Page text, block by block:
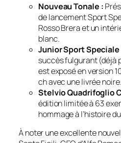
Nouveau Tonale :
de lancementSport
Rosso Brera et un
blanc.
Junior Sport Speciale
succès fulgurant (déjà
est exposé en version
ch avec une livrée noire.
Stelvio Quadrifoglio
édition limitée à 63
hommage à l’histoire
À noter une excellente